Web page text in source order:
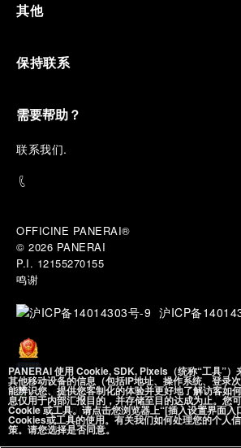
其他
保持联系
需要帮助？
联系我们.
OFFICINE PANERAI®
© 2026 PANERAI
P.I. 12155270155
鸣谢
沪ICP备
沪公网
PANERAI 使用 Cookie, SDK, Pixels（统称“工具”）
其他移动设备的信息（包括IP地址、操作系统、登录
能辨识您、提供您客制化的体验并更好地了解访客如
息仅用于内部汇报目的，并存储至目的达成为止。您
Cookie 或工具。请点击您浏览器上“[插入设置界面入
Cookies或工具的使用。有关我们如何处理您的个人
策。请您选择是否同意。